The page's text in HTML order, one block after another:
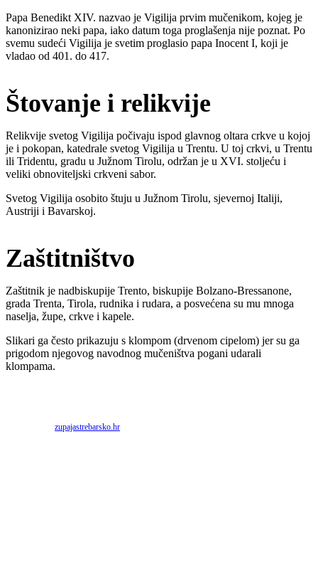
Papa Benedikt XIV. nazvao je Vigilija prvim mučenikom, kojeg je
kanonizirao neki papa, iako datum toga proglašenja nije poznat. Po
svemu sudeći Vigilija je svetim proglasio papa Inocent I, koji je
vladao od 401. do 417.
Štovanje i relikvije
Relikvije svetog Vigilija počivaju ispod glavnog oltara crkve u kojoj
je i pokopan, katedrale svetog Vigilija u Trentu. U toj crkvi, u Trentu
ili Tridentu, gradu u Južnom Tirolu, održan je u XVI. stoljeću i
veliki obnoviteljski crkveni sabor.
Svetog Vigilija osobito štuju u Južnom Tirolu, sjevernoj Italiji,
Austriji i Bavarskoj.
Zaštitništvo
Zaštitnik je nadbiskupije Trento, biskupije Bolzano-Bressanone,
grada Trenta, Tirola, rudnika i rudara, a posvećena su mu mnoga
naselja, župe, crkve i kapele.
Slikari ga često prikazuju s klompom (drvenom cipelom) jer su ga
prigodom njegovog navodnog mučeništva pogani udarali
klompama.
Izvor:zupajastrebarsko.hr